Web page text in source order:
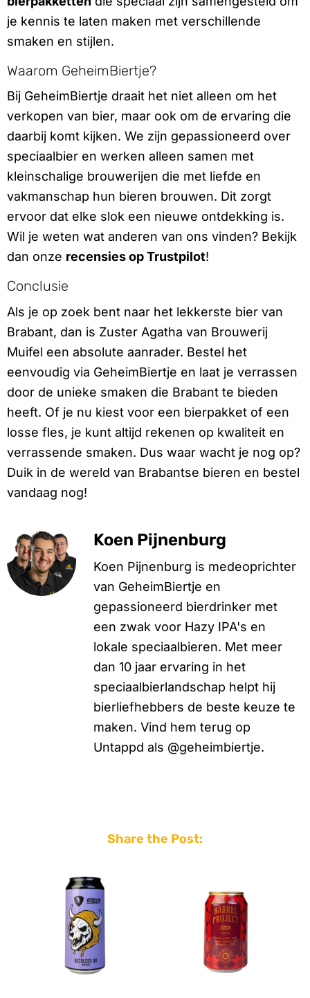
je kennis te laten maken met verschillende
smaken en stijlen.
Waarom GeheimBiertje?
Bij GeheimBiertje draait het niet alleen om het
verkopen van bier, maar ook om de ervaring die
daarbij komt kijken. We zijn gepassioneerd over
speciaalbier en werken alleen samen met
kleinschalige brouwerijen die met liefde en
vakmanschap hun bieren brouwen. Dit zorgt
ervoor dat elke slok een nieuwe ontdekking is.
Wil je weten wat anderen van ons vinden? Bekijk
dan onze recensies op Trustpilot!
Conclusie
Als je op zoek bent naar het lekkerste bier van
Brabant, dan is Zuster Agatha van Brouwerij
Muifel een absolute aanrader. Bestel het
eenvoudig via GeheimBiertje en laat je verrassen
door de unieke smaken die Brabant te bieden
heeft. Of je nu kiest voor een bierpakket of een
losse fles, je kunt altijd rekenen op kwaliteit en
verrassende smaken. Dus waar wacht je nog op?
Duik in de wereld van Brabantse bieren en bestel
vandaag nog!
Koen Pijnenburg
Koen Pijnenburg is medeoprichter
van GeheimBiertje en
gepassioneerd bierdrinker met
een zwak voor Hazy IPA's en
lokale speciaalbieren. Met meer
dan 10 jaar ervaring in het
speciaalbierlandschap helpt hij
bierliefhebbers de beste keuze te
maken. Vind hem terug op
Untappd als @geheimbiertje.
Share the Post: